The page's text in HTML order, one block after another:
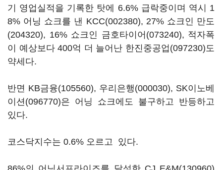
기 영업실적을 기록한 탓에 6.6% 급락중이며 역시 1
8% 어닝 쇼크를 낸 KCC(002380), 27% 쇼크인 만도
(204320), 16% 쇼크인 금호타이어(073240), 적자폭
이 예상보다 400억 더 늘어난 한진중공업(097230)도
약세다.
반면 KB금융(105560), 우리은행(000030), SK이노베
이션(096770)은 어닝 쇼크에도 불구하고 반등하고
있다.
코스닥지수는 0.6% 오르고 있다.